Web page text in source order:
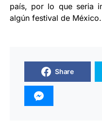
país, por lo que seria
algún festival de México.
Share